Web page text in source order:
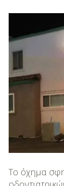
Παιδικό
Deco
DIY
Διατροφή-
Συνταγές
Συμβουλές
Διατροφής
Το όχημα